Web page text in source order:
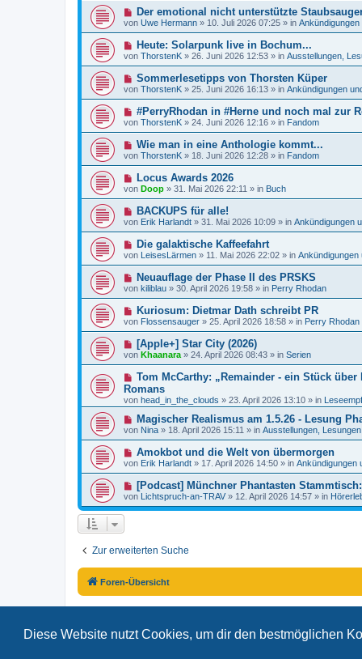
Diese Website nutzt Cookies, um dir den bestmöglichen
a
g
t
r
a
g
e
B
e
t
r
a
g
N
e
u
e
B
e
t
r
g
Der emotional nicht unterstützte
von Uwe Hermann » 10. Juli 2026 07:25 » in
N
e
u
e
B
e
t
r
a
g
Heute: Solarpunk live in Bochum...
von ThorstenK » 26. Juni 2026 12:53 » in Ausstellungen,
N
e
u
B
e
t
r
a
g
Sommerlesetipps von Thorsten Küper
von ThorstenK » 25. Juni 2026 16:13 » in Ankündigungen
N
e
u
e
B
e
t
r
a
g
#PerryRhodan in #Herne und noch mal zur
von ThorstenK » 24. Juni 2026 12:16 » in Fandom
N
e
u
e
B
e
t
r
a
g
Wie man in eine Anthologie kommt...
von ThorstenK » 18. Juni 2026 12:28 » in Fandom
N
e
u
e
B
e
t
r
a
g
Locus Awards 2026
von Doop » 31. Mai 2026 22:11 » in Buch
N
e
u
e
B
e
t
r
a
g
BACKUPS für alle!
von Erik Harlandt » 31. Mai 2026 10:09 » in Ankündigungen
N
e
u
e
B
e
t
r
a
g
Die galaktische Kaffeefahrt
von LeisesLärmen » 11. Mai 2026 22:02 » in Ankündigungen
N
e
u
e
B
e
t
r
a
Neuauflage der Phase II des PRSKS
von kiliblau » 30. April 2026 19:58 » in Perry Rhodan
N
e
u
e
B
e
t
r
a
g
Kuriosum: Dietmar Dath schreibt PR
von Flossensauger » 25. April 2026 18:58 » in Perry Rhodan
N
e
u
e
B
e
i
r
a
[Apple+] Star City (2026)
von Khaanara » 24. April 2026 08:43 » in Serien
N
u
e
B
e
i
r
a
g
Tom McCarthy: „Remainder - ein Stück
Romans
von head_in_the_clouds » 23. April 2026 13:10 » in
N
e
u
B
e
t
r
a
Magischer Realismus am 1.5.26 - Lesung
von Nina » 18. April 2026 15:11 » in Ausstellungen,
N
e
u
e
B
e
a
g
Amokbot und die Welt von übermorgen
von Erik Harlandt » 17. April 2026 14:50 » in Ankündigungen
N
e
u
e
i
r
a
[Podcast] Münchner Phantasten
von Lichtspruch-an-TRAV » 12. April 2026 14:57 » in
Zur erweiterten Suche
Foren-Übersicht